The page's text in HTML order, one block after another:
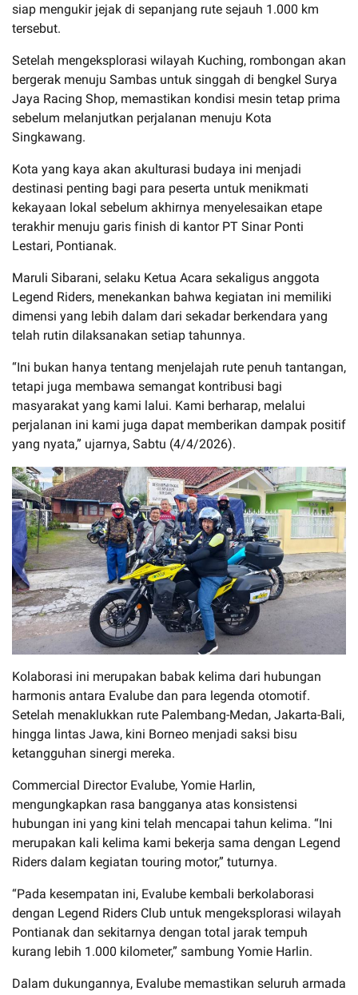
siap mengukir jejak di sepanjang rute sejauh 1.000 km
tersebut.
Setelah mengeksplorasi wilayah Kuching, rombongan akan
bergerak menuju Sambas untuk singgah di bengkel Surya
Jaya Racing Shop, memastikan kondisi mesin tetap prima
sebelum melanjutkan perjalanan menuju Kota
Singkawang.
Kota yang kaya akan akulturasi budaya ini menjadi
destinasi penting bagi para peserta untuk menikmati
kekayaan lokal sebelum akhirnya menyelesaikan etape
terakhir menuju garis finish di kantor PT Sinar Ponti
Lestari, Pontianak.
Maruli Sibarani, selaku Ketua Acara sekaligus anggota
Legend Riders, menekankan bahwa kegiatan ini memiliki
dimensi yang lebih dalam dari sekadar berkendara yang
telah rutin dilaksanakan setiap tahunnya.
“Ini bukan hanya tentang menjelajah rute penuh tantangan,
tetapi juga membawa semangat kontribusi bagi
masyarakat yang kami lalui. Kami berharap, melalui
perjalanan ini kami juga dapat memberikan dampak positif
yang nyata,” ujarnya, Sabtu (4/4/2026).
Kolaborasi ini merupakan babak kelima dari hubungan
harmonis antara Evalube dan para legenda otomotif.
Setelah menaklukkan rute Palembang-Medan, Jakarta-Bali,
hingga lintas Jawa, kini Borneo menjadi saksi bisu
ketangguhan sinergi mereka.
Commercial Director Evalube, Yomie Harlin,
mengungkapkan rasa bangganya atas konsistensi
hubungan ini yang kini telah mencapai tahun kelima. “Ini
merupakan kali kelima kami bekerja sama dengan Legend
Riders dalam kegiatan touring motor,” tuturnya.
“Pada kesempatan ini, Evalube kembali berkolaborasi
dengan Legend Riders Club untuk mengeksplorasi wilayah
Pontianak dan sekitarnya dengan total jarak tempuh
kurang lebih 1.000 kilometer,” sambung Yomie Harlin.
Dalam dukungannya, Evalube memastikan seluruh armada